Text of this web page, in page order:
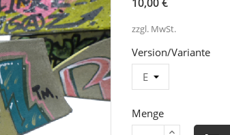
zzgl. MwSt.
Version/Variante
Menge